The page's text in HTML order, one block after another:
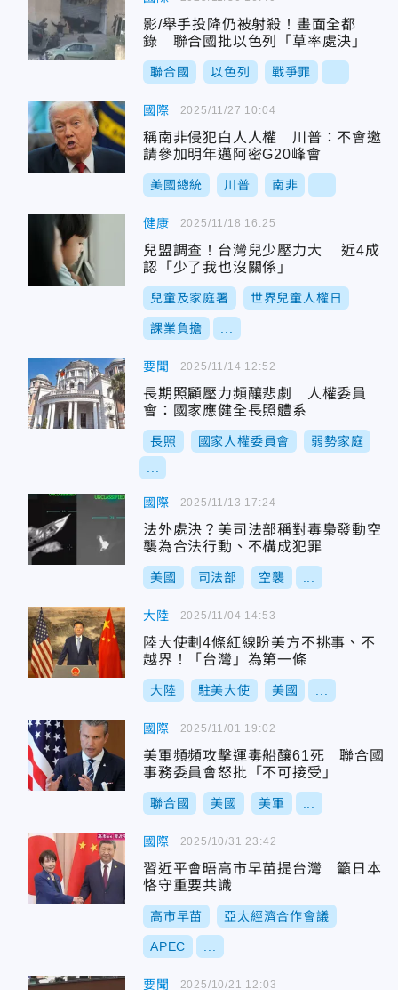
影/舉手投降仍被射殺！畫面全都
錄 聯合國批以色列「草率處決」
聯合國 以色列 戰爭罪
國際
稱南非侵犯白人人權 川普：不會邀
請參加明年邁阿密G20峰會
美國總統 川普 南非
2025/11/27 10:04
健康
兒盟調查！台灣兒少壓力大 近4成
認「少了我也沒關係」
兒童及家庭署 世界兒童人權日
課業負擔
2025/11/18 16:25
要聞
長期照顧壓力頻釀悲劇 人權委員
會：國家應健全長照體系
長照 國家人權委員會 弱勢家庭
2025/11/14 12:52
國際
法外處決？美司法部稱對毒梟發動空
襲為合法行動、不構成犯罪
美國 司法部 空襲
2025/11/13 17:24
大陸
陸大使劃4條紅線盼美方不挑事、不
越界！「台灣」為第一條
大陸 駐美大使 美國
2025/11/04 14:53
國際
美軍頻頻攻擊運毒船釀61死 聯合國
事務委員會怒批「不可接受」
聯合國 美國 美軍
2025/11/01 19:02
國際
習近平會晤高市早苗提台灣 籲日本
恪守重要共識
高市早苗 亞太經濟合作會議
APEC
2025/10/31 23:42
要聞 2025/10/21 12:03